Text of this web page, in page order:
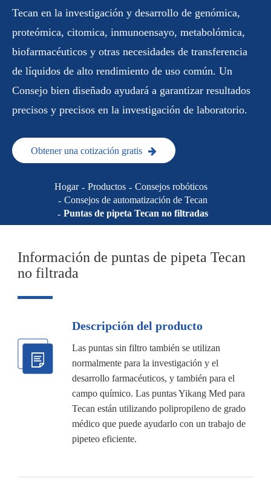
Tecan en la investigación y desarrollo de genómica,
proteómica, citomica, inmunoensayo, metabolómica,
biofarmacéuticos y otras necesidades de transferencia
de líquidos de alto rendimiento de uso común. Un
Consejo bien diseñado ayudará a garantizar resultados
precisos y precisos en la investigación de laboratorio.
Obtener una cotización gratis
Hogar Productos
Consejos robóticos
Consejos de automatización de Tecan
Puntas de pipeta Tecan no filtradas
Información de puntas de pipeta Tecan
no filtrada
Descripción del producto
Las puntas sin filtro también se utilizan
normalmente para la investigación y el
desarrollo farmacéuticos, y también para el
campo químico. Las puntas Yikang Med para
Tecan están utilizando polipropileno de grado
médico que puede ayudarlo con un trabajo de
pipeteo eficiente.